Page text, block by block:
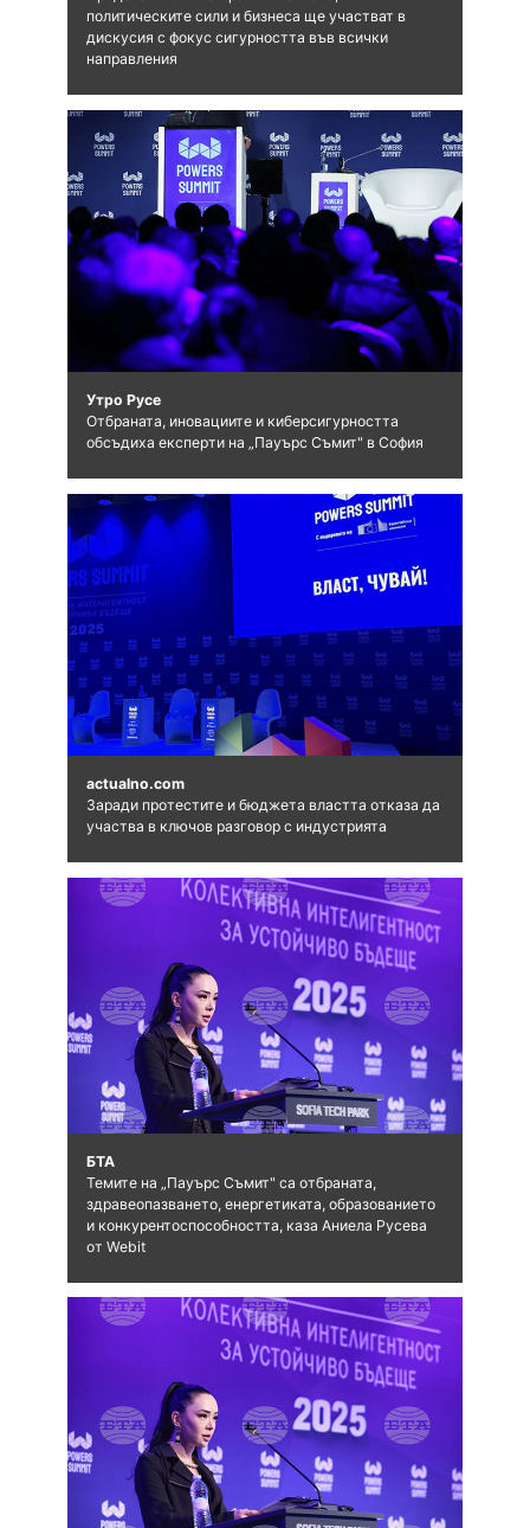
политическите сили и бизнеса ще участват в
дискусия с фокус сигурността във всички
направления
Утро Русе
Отбраната, иновациите и киберсигурността
обсъдиха експерти на „Пауърс Съмит" в София
actualno.com
Заради протестите и бюджета властта отказа да
участва в ключов разговор с индустрията
БТА
Темите на „Пауърс Съмит" са отбраната,
здравеопазването, енергетиката, образованието
и конкурентоспособността, каза Аниела Русева
от Webit